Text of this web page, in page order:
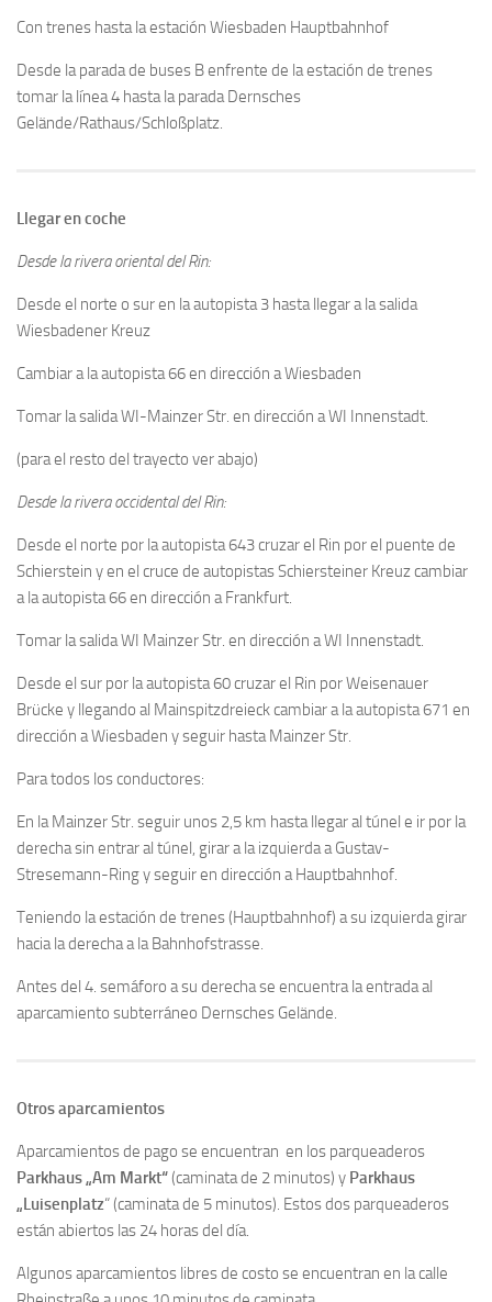
Messe Lateinamerika en la prensa
Historia
Galería de Fotos
Contacto
Con trenes hasta la estación Wiesbaden Hauptbahnhof
Desde la parada de buses B enfrente de la estación de trenes
tomar la línea 4 hasta la parada Dernsches
Gelände/Rathaus/Schloßplatz.
Llegar en coche
Desde la rivera oriental del Rin:
Desde el norte o sur en la autopista 3 hasta llegar a la salida
Wiesbadener Kreuz
Cambiar a la autopista 66 en dirección a Wiesbaden
Tomar la salida WI-Mainzer Str. en dirección a WI Innenstadt.
(para el resto del trayecto ver abajo)
Desde la rivera occidental del Rin:
Desde el norte por la autopista 643 cruzar el Rin por el puente de
Schierstein y en el cruce de autopistas Schiersteiner Kreuz cambiar
a la autopista 66 en dirección a Frankfurt.
Tomar la salida WI Mainzer Str. en dirección a WI Innenstadt.
Desde el sur por la autopista 60 cruzar el Rin por Weisenauer
Brücke y llegando al Mainspitzdreieck cambiar a la autopista 671 en
dirección a Wiesbaden y seguir hasta Mainzer Str.
Para todos los conductores:
En la Mainzer Str. seguir unos 2,5 km hasta llegar al túnel e ir por la
derecha sin entrar al túnel, girar a la izquierda a Gustav-
Stresemann-Ring y seguir en dirección a Hauptbahnhof.
Teniendo la estación de trenes (Hauptbahnhof) a su izquierda girar
hacia la derecha a la Bahnhofstrasse.
Antes del 4. semáforo a su derecha se encuentra la entrada al
aparcamiento subterráneo Dernsches Gelände.
Otros aparcamientos
Aparcamientos de pago se encuentran en los parqueaderos
Parkhaus „Am Markt“(caminata de 2 minutos) y Parkhaus
„Luisenplatz“ (caminata de 5 minutos). Estos dos parqueaderos
están abiertos las 24 horas del día.
Algunos aparcamientos libres de costo se encuentran en la calle